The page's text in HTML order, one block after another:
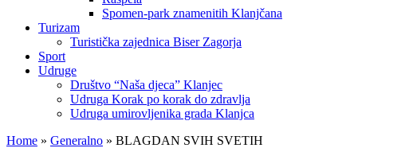
Spomen-park znamenitih Klanjčana
Turizam
Turistička zajednica Biser Zagorja
Sport
Udruge
Društvo “Naša djeca” Klanjec
Udruga Korak po korak do zdravlja
Udruga umirovljenika grada Klanjca
Home » Generalno » BLAGDAN SVIH SVETIH